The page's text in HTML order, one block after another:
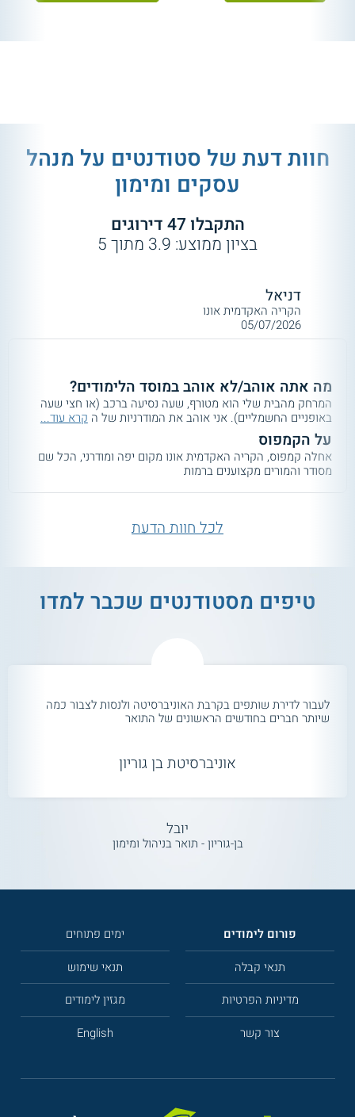
חוות דעת של סטודנטים על מנהל
עסקים ומימון
התקבלו47דירוגים
בציון ממוצע: 3.9 מתוך5
דניאל
הקריה האקדמית אונו
05/07/2026
מה אתה אוהב/לא אוהב במוסד הלימודים?
המרחק מהבית שלי הוא מטורף, שעה נסיעה ברכב (או חצי שעה
באופניים החשמליים). אני אוהב את המודרניות של ה קרא עוד...
על הקמפוס
אחלה קמפוס, הקריה האקדמית אונו מקום יפה ומודרני, הכל שם
מסודר והמורים מקצוענים ברמות
לכל חוות הדעת
טיפים מסטודנטים שכבר למדו
לעבור לדירת שותפים בקרבת האוניברסיטה ולנסות לצבור כמה
שיותר חברים בחודשים הראשונים של התואר
אוניברסיטת בן גוריון
יובל
בן-גוריון - תואר בניהול ומימון
פורום לימודים
ימים פתוחים
תנאי קבלה
תנאי שימוש
מדיניות הפרטיות
מגזין לימודים
צור קשר
English